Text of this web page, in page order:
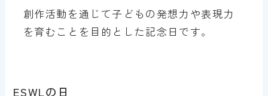
創作活動を通じて子どもの発想力や表現力
を育むことを目的とした記念日です。
ESWLの日